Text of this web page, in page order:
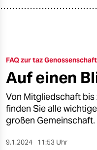
öko
gesellschaft
kultur
sport
FAQ zur taz Genossenschaft
Auf einen
Von Mitgliedschaft
finden Sie alle
großen Gemeinschaft.
9.1.2024 11:53 Uhr